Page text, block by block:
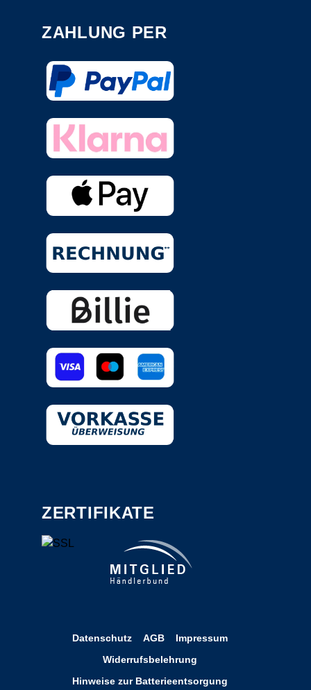
ZAHLUNG PER
ZERTIFIKATE
Datenschutz AGB
Impressum
Widerrufsbelehrung
Hinweise zur Batterieentsorgung